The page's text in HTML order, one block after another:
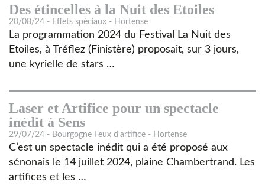
Des étincelles à la Nuit des Etoiles
20/08/24 - Effets spéciaux - Hortense
La programmation 2024 du Festival La Nuit des
Etoiles, à Tréflez (Finistère) proposait, sur 3 jours,
une kyrielle de stars …
Laser et Artifice pour un spectacle
inédit à Sens
29/07/24 - Bourgogne Feux d'artifice - Hortense
C’est un spectacle inédit qui a été proposé aux
sénonais le 14 juillet 2024, plaine Chambertrand. Les
artifices et les …